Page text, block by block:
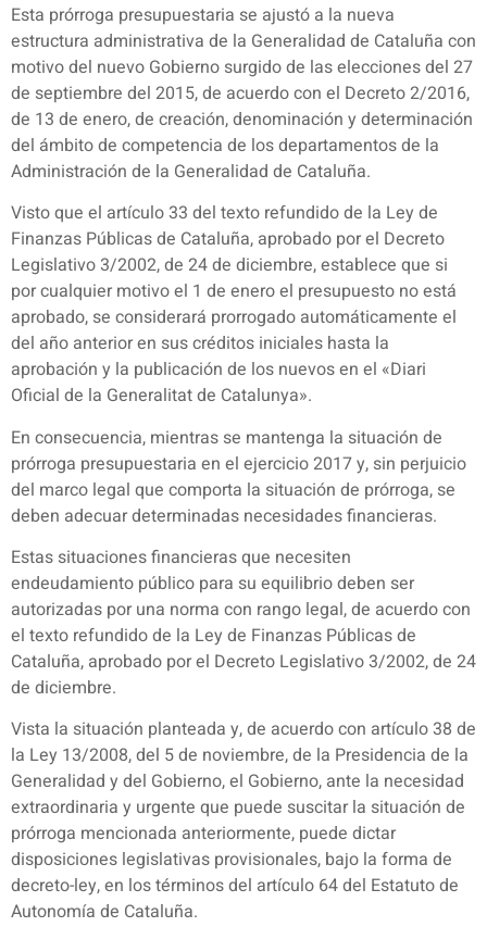
Esta prórroga presupuestaria se ajustó a la nueva
estructura administrativa de la Generalidad de Cataluña con
motivo del nuevo Gobierno surgido de las elecciones del 27
de septiembre del 2015, de acuerdo con el Decreto 2/2016,
de 13 de enero, de creación, denominación y determinación
del ámbito de competencia de los departamentos de la
Administración de la Generalidad de Cataluña.
Visto que el artículo 33 del texto refundido de la Ley de
Finanzas Públicas de Cataluña, aprobado por el Decreto
Legislativo 3/2002, de 24 de diciembre, establece que si
por cualquier motivo el 1 de enero el presupuesto no está
aprobado, se considerará prorrogado automáticamente el
del año anterior en sus créditos iniciales hasta la
aprobación y la publicación de los nuevos en el «Diari
Oficial de la Generalitat de Catalunya».
En consecuencia, mientras se mantenga la situación de
prórroga presupuestaria en el ejercicio 2017 y, sin perjuicio
del marco legal que comporta la situación de prórroga, se
deben adecuar determinadas necesidades financieras.
Estas situaciones financieras que necesiten
endeudamiento público para su equilibrio deben ser
autorizadas por una norma con rango legal, de acuerdo con
el texto refundido de la Ley de Finanzas Públicas de
Cataluña, aprobado por el Decreto Legislativo 3/2002, de 24
de diciembre.
Vista la situación planteada y, de acuerdo con artículo 38 de
la Ley 13/2008, del 5 de noviembre, de la Presidencia de la
Generalidad y del Gobierno, el Gobierno, ante la necesidad
extraordinaria y urgente que puede suscitar la situación de
prórroga mencionada anteriormente, puede dictar
disposiciones legislativas provisionales, bajo la forma de
decreto-ley, en los términos del artículo 64 del Estatuto de
Autonomía de Cataluña.